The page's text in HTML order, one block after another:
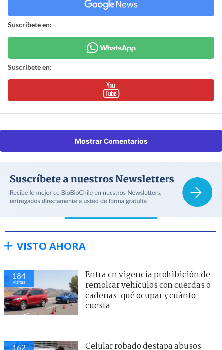
Suscríbete en:
Suscríbete en:
Mostrar Comentarios
VISTO AHORA
184
visitas
Entra en vigencia prohibición de
remolcar vehículos con cuerdas o
cadenas: qué ocupar y cuánto
cuesta
162
Celular robado destapa abusos